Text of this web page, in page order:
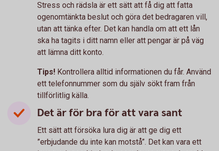
Stress och rädsla är ett sätt att få dig att fatta
ogenomtänkta beslut och göra det bedragaren vill,
utan att tänka efter. Det kan handla om att ett lån
ska ha tagits i ditt namn eller att pengar är på väg
att lämna ditt konto.
Tips! Kontrollera alltid informationen du får. Använd
ett telefonnummer som du själv sökt fram från
tillförlitlig källa.
Det är för bra för att vara sant
Ett sätt att försöka lura dig är att ge dig ett
”erbjudande du inte kan motstå”. Det kan vara ett